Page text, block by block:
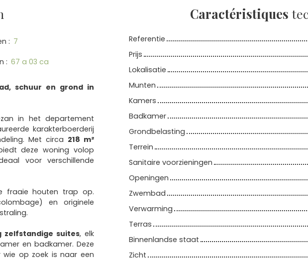
: 7
: 67 a 03 ca
schuur en grond in
in het departement
karakterboerderij
Met circa 218 m²
deze woning volop
voor verschillende
fraaie houten trap op.
en originele
zelfstandige suites, elk
en badkamer. Deze
op zoek is naar een
Caractéristiques
Referentie
Prijs
Lokalisatie
Munten
Kamers
Badkamer
Grondbelasting
Terrein
Sanitaire voorzieningen
Openingen
Zwembad
Verwarming
Terras
Binnenlandse staat
Zicht